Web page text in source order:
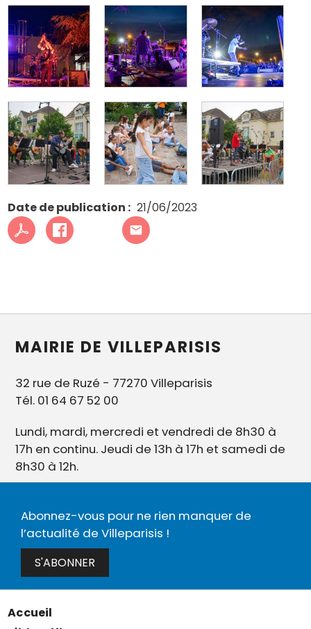
Date de publication 21/06/2023
MAIRIE DE VILLEPARISIS
32 rue de Ruzé - 77270 Villeparisis
Tél. 01 64 67 52 00
Lundi, mardi, mercredi et vendredi de 8h30 à
17h en continu. Jeudi de 13h à 17h et samedi de
8h30 à 12h.
Abonnez-vous pour ne rien manquer de
l’actualité de Villeparisis !
S'ABONNER
Menu
Accueil